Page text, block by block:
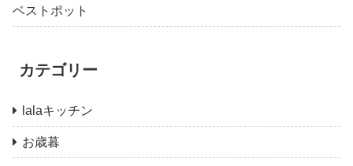
ベストポット
カテゴリー
lalaキッチン
お歳暮